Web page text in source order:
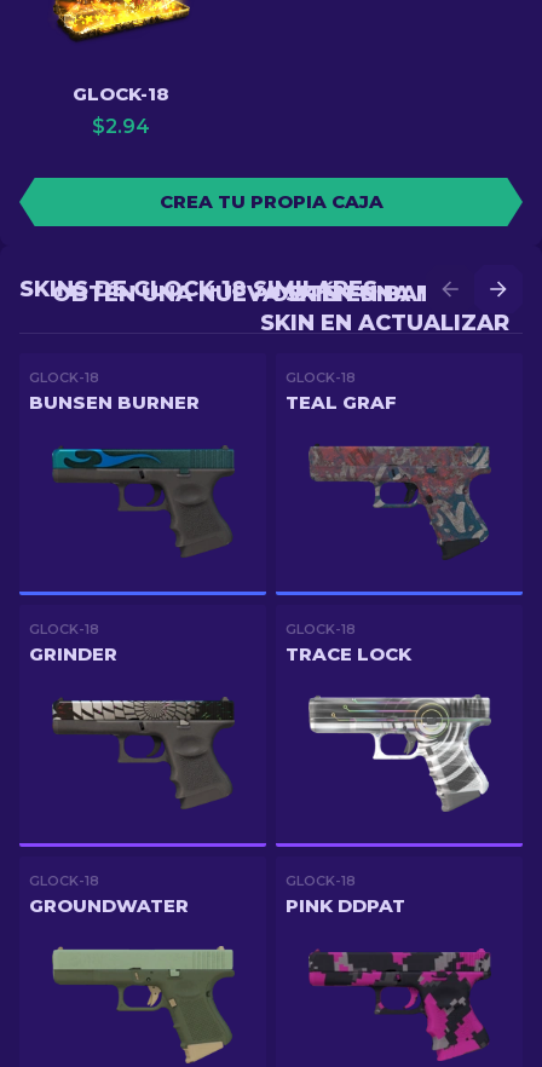
GLOCK-18
$2.94
CREA TU PROPIA CAJA
OBTÉN UNA MEJOR
SKIN EN ACTUALIZAR
OBTÉN UNA NUEVA SKIN EN BATALLA
SKINS DE GLOCK-18 SIMILARES
GLOCK-18
BUNSEN BURNER
GLOCK-18
TEAL GRAF
GLOCK-18
GRINDER
GLOCK-18
TRACE LOCK
GLOCK-18
GROUNDWATER
GLOCK-18
PINK DDPAT